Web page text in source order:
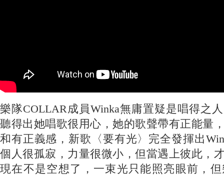
樂隊COLLAR成員Winka無庸置疑是唱得之
聽得出她唱歌很用心，她的歌聲帶有正能量
和有正義感，新歌〈要有光〉完全發揮出
個人很孤寂，力量很微小，但當遇上彼此，
現在不是空想了，一束光只能照亮眼前，